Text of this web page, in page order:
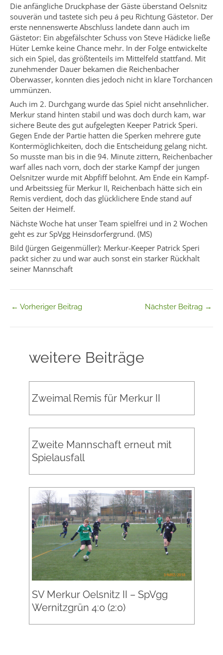
Die anfängliche Druckphase der Gäste überstand Oelsnitz
souverän und tastete sich peu á peu Richtung Gästetor. Der
erste nennenswerte Abschluss landete dann auch im
Gästetor: Ein abgefälschter Schuss von Steve Hädicke ließe
Hüter Lemke keine Chance mehr. In der Folge entwickelte
sich ein Spiel, das größtenteils im Mittelfeld stattfand. Mit
zunehmender Dauer bekamen die Reichenbacher
Oberwasser, konnten dies jedoch nicht in klare Torchancen
ummünzen.
Auch im 2. Durchgang wurde das Spiel nicht ansehnlicher.
Merkur stand hinten stabil und was doch durch kam, war
sichere Beute des gut aufgelegten Keeper Patrick Speri.
Gegen Ende der Partie hatten die Sperken mehrere gute
Kontermöglichkeiten, doch die Entscheidung gelang nicht.
So musste man bis in die 94. Minute zittern, Reichenbacher
warf alles nach vorn, doch der starke Kampf der jungen
Oelsnitzer wurde mit Abpfiff belohnt. Am Ende ein Kampf-
und Arbeitssieg für Merkur II, Reichenbach hätte sich ein
Remis verdient, doch das glücklichere Ende stand auf
Seiten der Heimelf.
Nächste Woche hat unser Team spielfrei und in 2 Wochen
geht es zur SpVgg Heinsdorfergrund. (MS)
Bild (Jürgen Geigenmüller): Merkur-Keeper Patrick Speri
packt sicher zu und war auch sonst ein starker Rückhalt
seiner Mannschaft
← Vorheriger Beitrag Nächster Beitrag →
weitere Beiträge
Zweimal Remis für Merkur II
Zweite Mannschaft erneut mit
Spielausfall
SV Merkur Oelsnitz II – SpVgg
Wernitzgrün 4:0 (2:0)